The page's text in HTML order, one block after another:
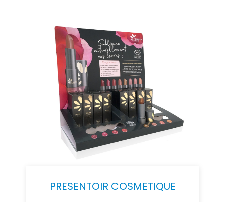
PRESENTOIR COSMETIQUE